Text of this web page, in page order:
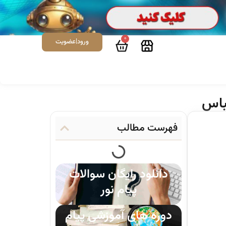
0 ورود|عضویت
فهرست مطالب
دانلود رایگان سوالات
پیام نور
دوره های آموزشی پیام